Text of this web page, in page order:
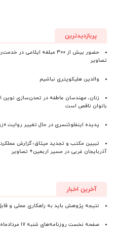
پربازدیدترین
حضور بیش از ۳۰۰ مبلغه
تصاویر
والدین هلیکوپتری نباشیم
زنان، مهندسان عاطفه در تمدن‌سازی
بانوان ناقص است
پدیده اینفلوئنسری در حال تغییر روایت
تبیین مکتب و تجدید میثاق؛ گزارش
آذربایجان‌ غربی در مسیر اربعین+ تصاویر
آخرین اخبار
نتیجه پژوهش باید به راهکاری عملی و
صفحه نخست روزنامه‌های ‌شنبه ۱۷ مردادماه ۱۴۰۵